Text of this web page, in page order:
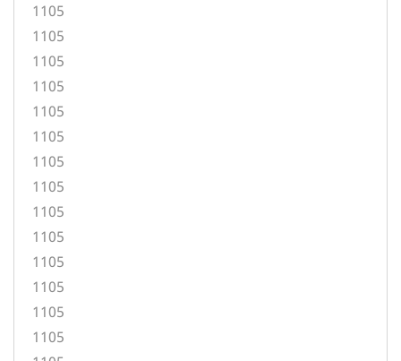
1105
1105
1105
1105
1105
1105
1105
1105
1105
1105
1105
1105
1105
1105